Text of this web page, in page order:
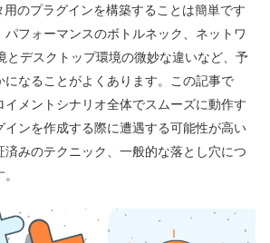
用のプラグインを構築することは簡単です
フォーマンスのボトルネック、ネットワ
とデスクトップ環境の微妙な違いなど、予
なることがよくあります。この記事で
イメントシナリオ全体でスムーズに動作す
インを作成する際に遭遇する可能性が高い
みのテクニック、一般的な落とし穴につ